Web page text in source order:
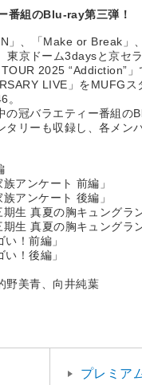
番組のBlu-ray第三弾！
」、「Make or Break」
京ドーム3daysと京セ
2025 “Addiction”」
LIVE」をMUFG
。
冠バラエティー番組の
リーも収録し、各メン
アンケート 前編」
アンケート 後編」
生 真夏の胸キュングラ
生 真夏の胸キュングラ
！前編」
い！後編」
野美青、向井純葉
プレミア